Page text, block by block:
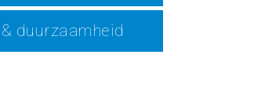
duurzaamheid